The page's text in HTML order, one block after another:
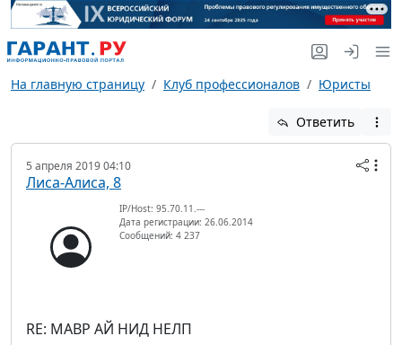
На главную страницу Клуб профессионалов Юристы
Ответить
5 апреля 2019 04:10
Лиса-Алиса, 8
IP/Host: 95.70.11.---
Дата регистрации: 26.06.2014
Сообщений: 4 237
RE: МАВР АЙ НИД НЕЛП